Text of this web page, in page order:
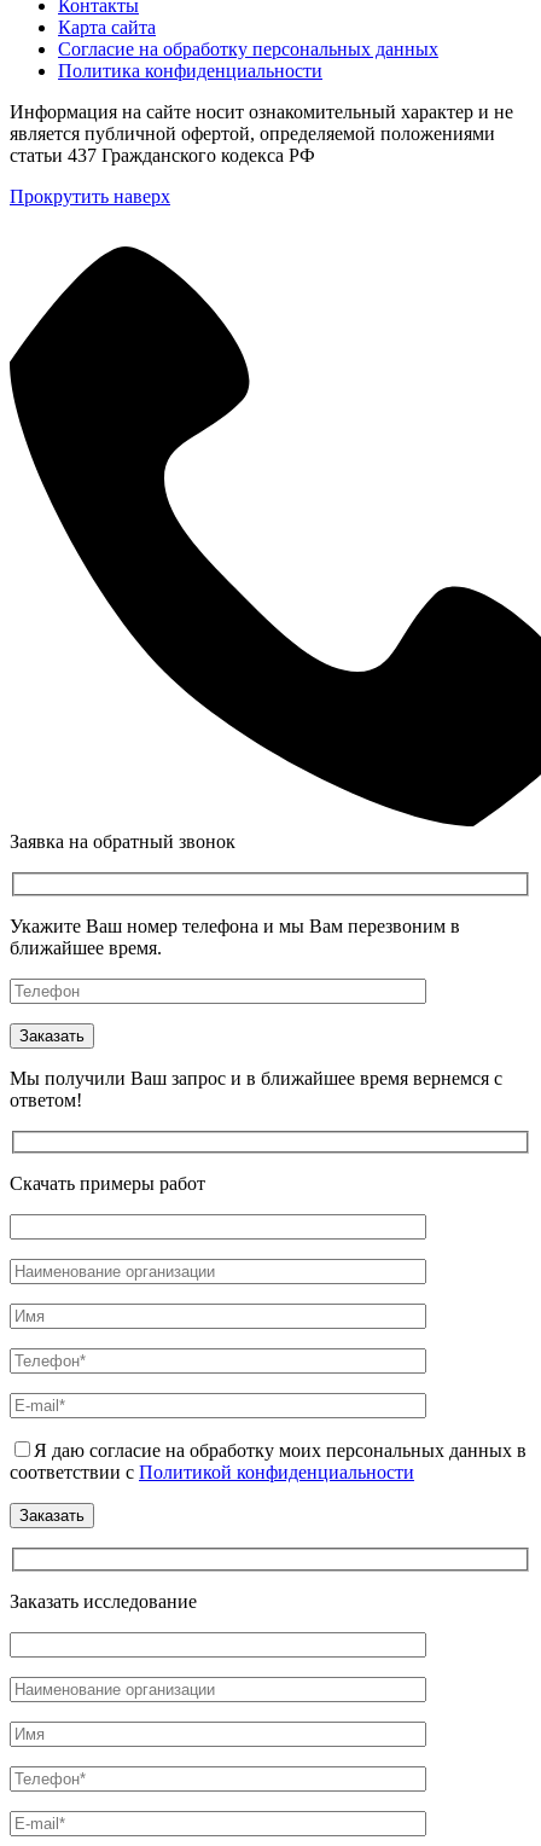
Контакты
Карта сайта
Согласие на обработку персональных данных
Политика конфиденциальности
Информация на сайте носит ознакомительный характер и не
является публичной офертой, определяемой положениями
статьи 437 Гражданского кодекса РФ
Прокрутить наверх
Заявка на обратный звонок
Укажите Ваш номер телефона и мы Вам перезвоним в
ближайшее время.
Мы получили Ваш запрос и в ближайшее время вернемся с
ответом!
Скачать примеры работ
Я даю согласие на обработку моих персональных данных в
соответствии с Политикой конфиденциальности
Заказать исследование